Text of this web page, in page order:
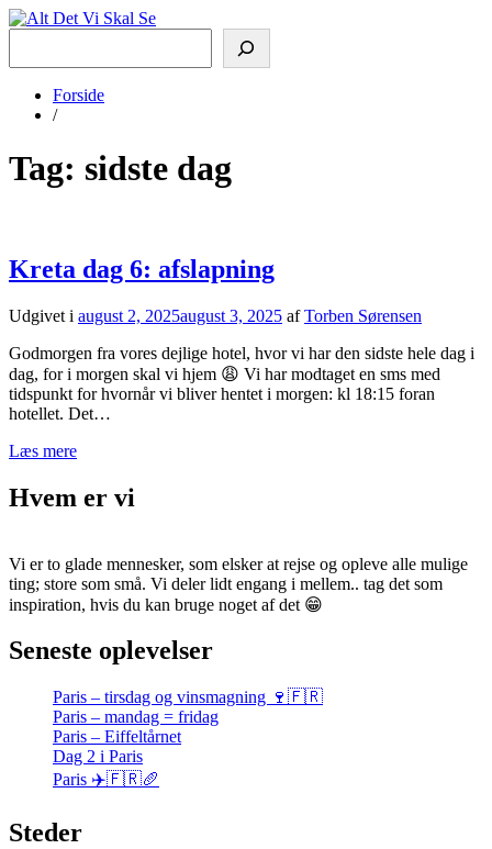
Forside
/
Tag: sidste dag
Kreta dag 6: afslapning
Udgivet i august 2, 2025august 3, 2025 afTorben Sørensen
Godmorgen fra vores dejlige hotel, hvor vi har den sidste hele dag i
dag, for i morgen skal vi hjem 😩 Vi har modtaget en sms med
tidspunkt for hvornår vi bliver hentet i morgen: kl 18:15 foran
hotellet. Det…
Læs mere
Hvem er vi
Vi er to glade mennesker, som elsker at rejse og opleve alle mulige
ting; store som små. Vi deler lidt engang i mellem.. tag det som
inspiration, hvis du kan bruge noget af det 😁
Seneste oplevelser
Paris – tirsdag og vinsmagning 🍷🇫🇷
Paris – mandag = fridag
Paris – Eiffeltårnet
Dag 2 i Paris
Paris ✈️🇫🇷🥖
Steder